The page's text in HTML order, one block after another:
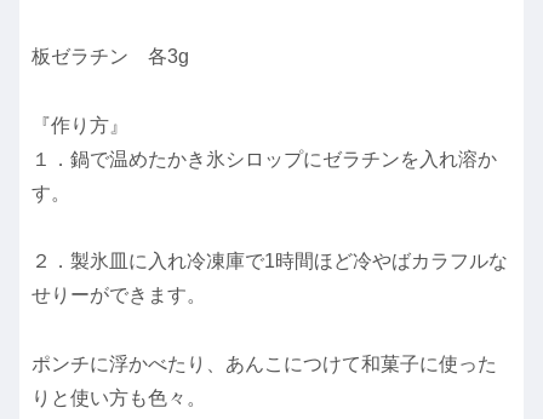
板ゼラチン 各3g
『作り方』
１．鍋で温めたかき氷シロップにゼラチンを入れ溶か
す。
２．製氷皿に入れ冷凍庫で1時間ほど冷やばカラフルな
せりーができます。
ポンチに浮かべたり、あんこにつけて和菓子に使った
りと使い方も色々。